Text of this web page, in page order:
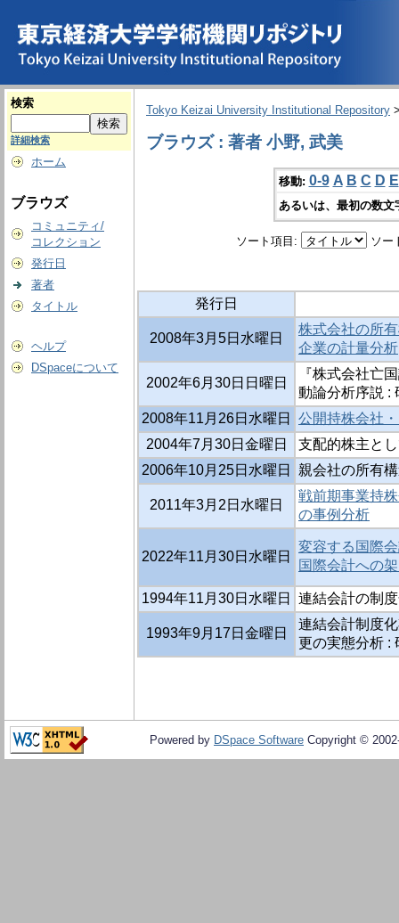
検索
詳細検索
ホーム
ブラウズ
コミュニティ/
コレクション
発行日
著者
タイトル
ヘルプ
DSpaceについて
Tokyo Keizai University Institutional Repository
ブラウズ : 著者 小野, 武美
移動: 0-9 A B C D E
あるいは、最初の数
ソート項目: ソー
発行日
2008年3月5日水曜日
株式会社の所
企業の計量分析
2002年6月30日日曜日
『株式会社亡
動論分析序説 :
2008年11月26日水曜日
公開持株会社
2004年7月30日金曜日
支配的株主と
2006年10月25日水曜日
親会社の所有
2011年3月2日水曜日
戦前期事業持
の事例分析
2022年11月30日水曜日
変容する国際
国際会計への
1994年11月30日水曜日 連結会計の制
1993年9月17日金曜日
連結会計制度
更の実態分析 :
Powered by DSpace Software Copyright ©